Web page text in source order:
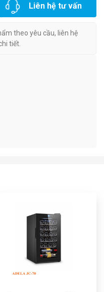
Liên hệ tư vấn
theo yêu cầu, liên hệ
tiết.